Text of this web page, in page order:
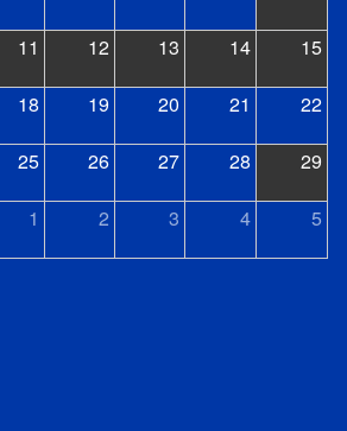
11 12 13 14 15
18 19 20 21 22
25 26 27 28 29
1 2 3 4 5